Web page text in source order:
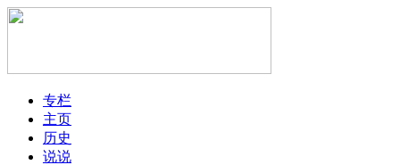
专栏
主页
历史
说说